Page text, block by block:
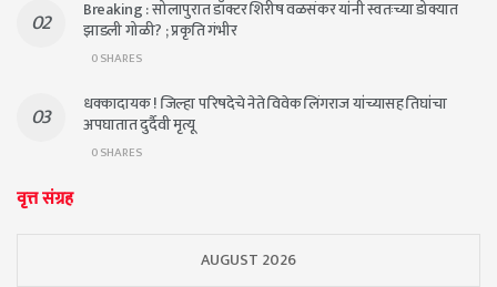
Breaking : सोलापुरात डॉक्टर शिरीष वळसंकर यांनी स्वतःच्या डोक्यात
झाडली गोळी? ; प्रकृति गंभीर
0 SHARES
धक्कादायक ! जिल्हा परिषदेचे नेते विवेक लिंगराज यांच्यासह तिघांचा
अपघातात दुर्दैवी मृत्यू
0 SHARES
वृत्त संग्रह
AUGUST 2026